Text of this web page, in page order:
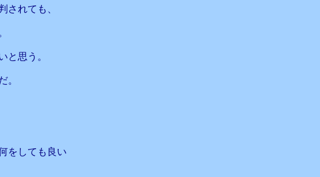
されても、
と思う。
。
をしても良い